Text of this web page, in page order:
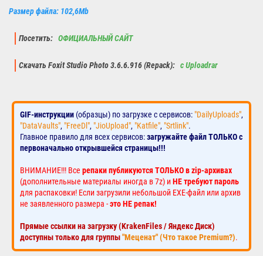
Размер файла: 102,6Mb
Посетить: ОФИЦИАЛЬНЫЙ САЙТ
Скачать Foxit Studio Photo 3.6.6.916 (Repack): с Uploadrar
GIF-инструкции (образцы) по загрузке с сервисов: "DailyUploads",
"DataVaults", "FreeDl", "JioUpload", "Katfile", "Srtlink".
Главное правило для всех сервисов:загружайте файл ТОЛЬКО с
первоначально открывшейся страницы!!!
ВНИМАНИЕ!!! Все репаки публикуются ТОЛЬКО в zip-архивах
(дополнительные материалы иногда в 7z) иНЕ требуют пароль
для распаковки! Если загрузили небольшой EXE-файл или архив
не заявленного размера -это НЕ репак!
Прямые ссылки на загрузку (KrakenFiles / Яндекс Диск)
доступны только для группы"Меценат" (Что такое Premium?).